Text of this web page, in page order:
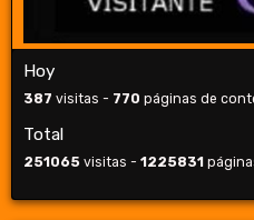
Hoy
387 visitas - 770 páginas de
Total
251065 visitas - 1225831